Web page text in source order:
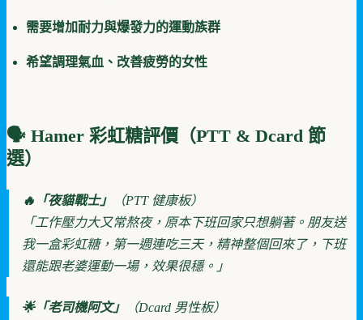
需要增加耐力與爆發力的運動族群
希望調理氣血、改善疲勞的女性
🗣 Hamer 彩虹糖評價（PTT & Dcard 節
選）
🔥「夜貓戰士」
（PTT 健康板）
「工作壓力大又常熬夜，原本下班回家只想躺著。朋友送
我一盒彩虹糖，第一週連吃三天，精神整個回來了，下班
還能跟老婆運動一場，效果很穩。」
🌟「老司機阿文」
（Dcard 男性板）